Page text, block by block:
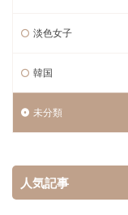
淡色女子
韓国
未分類
人気記事